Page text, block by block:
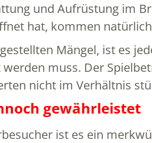
und Aufrüstung im
hat, kommen
Mängel, ist es
muss. Der
nicht im Verhältnis
gewährleistet
ist es ein